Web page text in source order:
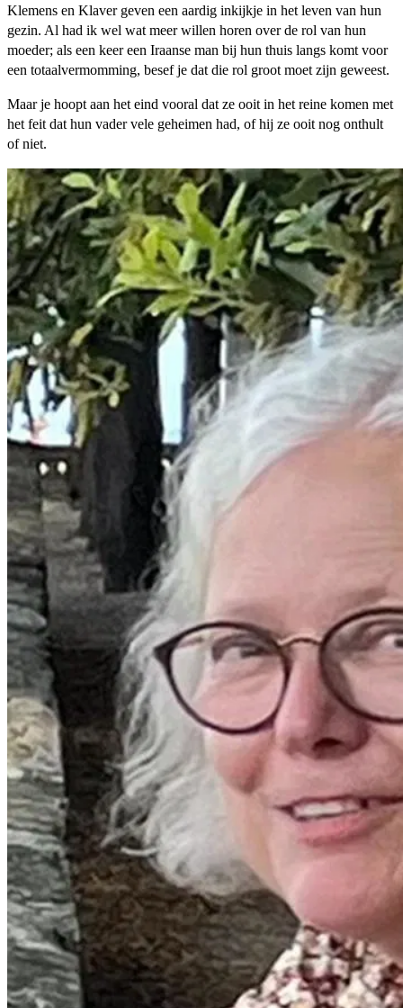
Klemens en Klaver geven een aardig inkijkje in het leven van hun
gezin. Al had ik wel wat meer willen horen over de rol van hun
moeder; als een keer een Iraanse man bij hun thuis langs komt voor
een totaalvermomming, besef je dat die rol groot moet zijn geweest.
Maar je hoopt aan het eind vooral dat ze ooit in het reine komen met
het feit dat hun vader vele geheimen had, of hij ze ooit nog onthult
of niet.